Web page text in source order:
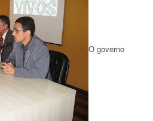
O governo